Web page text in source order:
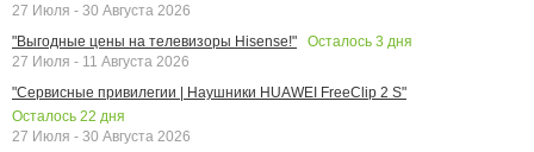
27 Июля - 30 Августа 2026
"Выгодные цены на телевизоры Hisense!"
Осталось 3 дня
27 Июля - 11 Августа 2026
"Сервисные привилегии | Наушники HUAWEI FreeClip 2 S"
Осталось 22 дня
27 Июля - 30 Августа 2026